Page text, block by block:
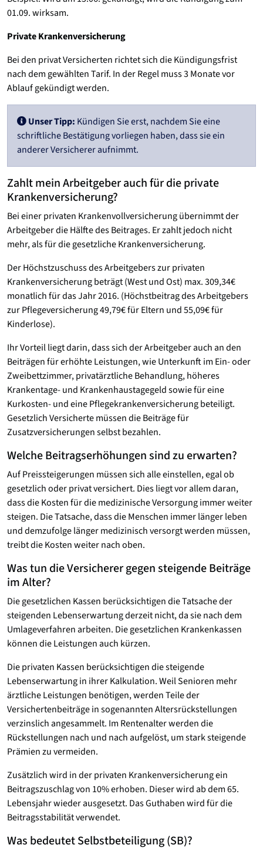
01.09. wirksam.
Private Krankenversicherung
Bei den privat Versicherten richtet sich die Kündigungsfrist
nach dem gewählten Tarif. In der Regel muss 3 Monate vor
Ablauf gekündigt werden.
Unser Tipp: Kündigen Sie erst, nachdem Sie eine
schriftliche Bestätigung vorliegen haben, dass sie ein
anderer Versicherer aufnimmt.
Zahlt mein Arbeitgeber auch für die private
Krankenversicherung?
Bei einer privaten Krankenvollversicherung übernimmt der
Arbeitgeber die Hälfte des Beitrages. Er zahlt jedoch nicht
mehr, als für die gesetzliche Krankenversicherung.
Der Höchstzuschuss des Arbeitgebers zur privaten
Krankenversicherung beträgt (West und Ost) max. 309,34€
monatlich für das Jahr 2016. (Höchstbeitrag des Arbeitgebers
zur Pflegeversicherung 49,79€ für Eltern und 55,09€ für
Kinderlose).
Ihr Vorteil liegt darin, dass sich der Arbeitgeber auch an den
Beiträgen für erhöhte Leistungen, wie Unterkunft im Ein- oder
Zweibettzimmer, privatärztliche Behandlung, höheres
Krankentage- und Krankenhaustagegeld sowie für eine
Kurkosten- und eine Pflegekrankenversicherung beteiligt.
Gesetzlich Versicherte müssen die Beiträge für
Zusatzversicherungen selbst bezahlen.
Welche Beitragserhöhungen sind zu erwarten?
Auf Preissteigerungen müssen sich alle einstellen, egal ob
gesetzlich oder privat versichert. Dies liegt vor allem daran,
dass die Kosten für die medizinische Versorgung immer weiter
steigen. Die Tatsache, dass die Menschen immer länger leben
und demzufolge länger medizinisch versorgt werden müssen,
treibt die Kosten weiter nach oben.
Was tun die Versicherer gegen steigende Beiträge
im Alter?
Die gesetzlichen Kassen berücksichtigen die Tatsache der
steigenden Lebenserwartung derzeit nicht, da sie nach dem
Umlageverfahren arbeiten. Die gesetzlichen Krankenkassen
können die Leistungen auch kürzen.
Die privaten Kassen berücksichtigen die steigende
Lebenserwartung in ihrer Kalkulation. Weil Senioren mehr
ärztliche Leistungen benötigen, werden Teile der
Versichertenbeiträge in sogenannten Altersrückstellungen
verzinslich angesammelt. Im Rentenalter werden die
Rückstellungen nach und nach aufgelöst, um stark steigende
Prämien zu vermeiden.
Zusätzlich wird in der privaten Krankenversicherung ein
Beitragszuschlag von 10% erhoben. Dieser wird ab dem 65.
Lebensjahr wieder ausgesetzt. Das Guthaben wird für die
Beitragsstabilität verwendet.
Was bedeutet Selbstbeteiligung (SB)?